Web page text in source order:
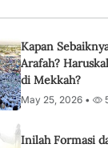
Kapan
Arafah?
di Mekkah?
May 25, 2026 •
Inilah Formasi